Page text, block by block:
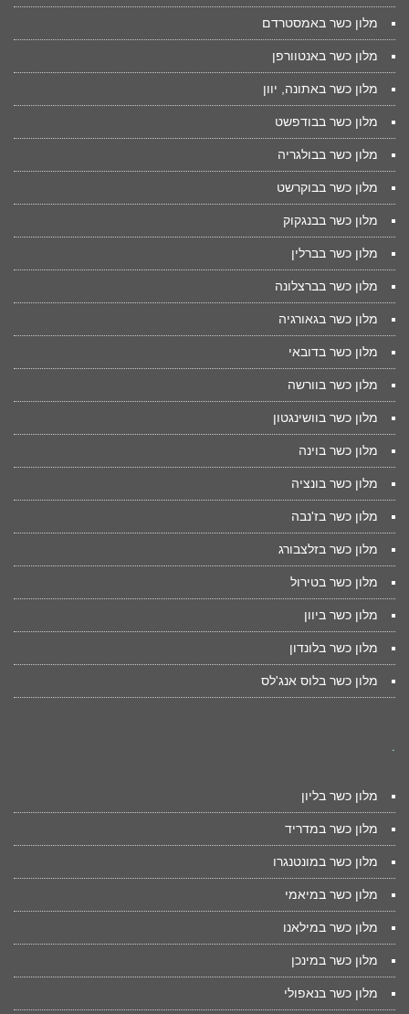
מלון כשר באמסטרדם
מלון כשר באנטוורפן
מלון כשר באתונה, יוון
מלון כשר בבודפשט
מלון כשר בבולגריה
מלון כשר בבוקרשט
מלון כשר בבנגקוק
מלון כשר בברלין
מלון כשר בברצלונה
מלון כשר בגאורגיה
מלון כשר בדובאי
מלון כשר בוורשה
מלון כשר בוושינגטון
מלון כשר בוינה
מלון כשר בונציה
מלון כשר בז'נבה
מלון כשר בזלצבורג
מלון כשר בטירול
מלון כשר ביוון
מלון כשר בלונדון
מלון כשר בלוס אנג'לס
.
מלון כשר בליון
מלון כשר במדריד
מלון כשר במונטנגרו
מלון כשר במיאמי
מלון כשר במילאנו
מלון כשר במינכן
מלון כשר בנאפולי